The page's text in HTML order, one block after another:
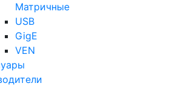
Матричные
USB
GigE
VEN